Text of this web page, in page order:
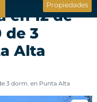
Propiedades
en 12 de
de 3
Alta
3 dorm. en Punta Alta